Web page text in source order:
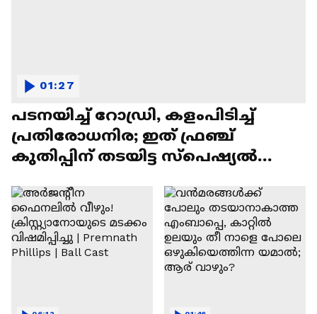
പടനയിച്ച് റോഡ്രി, കളംപിടിച്ച്
പ്രതിരോധനിര; ഇത് ഫ്രഞ്ച്
കുതിപ്പിന് തടയിട്ട സ്പെഷ്യൽ
01:27